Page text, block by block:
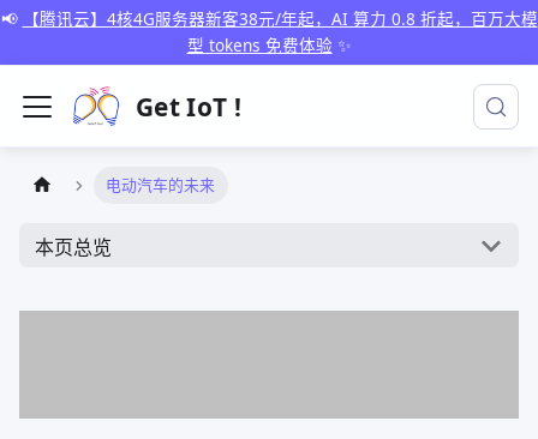
📢
【腾讯云】4核4G服务器新客38元/年起，AI 算力 0.8 折起，百万大模
型 tokens 免费体验 ✨
Get IoT !
电动汽车的未来
本页总览